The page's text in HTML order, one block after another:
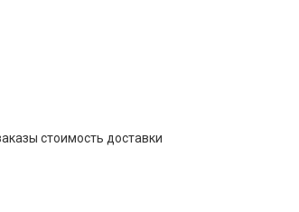
стоимость доставки